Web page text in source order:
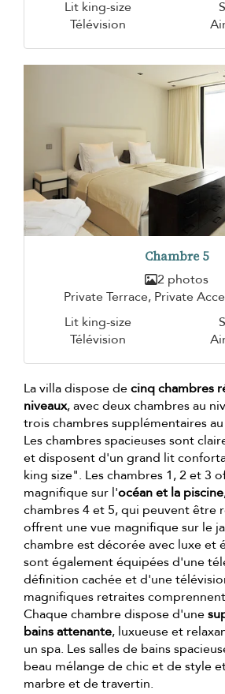
Lit king-size
Télévision
Chambre 5
2 photos
Private Terrace, Private
Lit king-size
Télévision
La villa dispose decinq chambres
niveaux, avec deux chambres au
trois chambres supplémentaires
Les chambres spacieuses sont
et disposent d'un grand lit
king size". Les chambres 1, 2 et 3
magnifique sur l'océan et la piscine
chambres 4 et 5, qui peuvent être
offrent une vue magnifique sur le
chambre est décorée avec luxe et
sont également équipées d'une
définition cachée et d'une
magnifiques retraites
Chaque chambre dispose d'une
bains attenante, luxueuse et
un spa. Les salles de bains
beau mélange de chic et de style
marbre et de travertin.